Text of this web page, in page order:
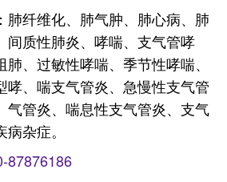
肺纤维化、肺气肿、肺心病、肺
间质性肺炎、哮喘、支气管哮
、过敏性哮喘、季节性哮喘、
哮、喘支气管炎、急慢性支气管
气管炎、喘息性支气管炎、支气
杂症。
87876186